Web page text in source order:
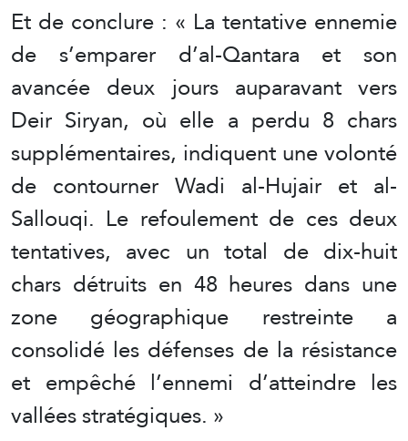
Et de conclure : « La tentative ennemie
de s’emparer d’al-Qantara et son
avancée deux jours auparavant vers
Deir Siryan, où elle a perdu 8 chars
supplémentaires, indiquent une volonté
de contourner Wadi al-Hujair et al-
Sallouqi. Le refoulement de ces deux
tentatives, avec un total de dix-huit
chars détruits en 48 heures dans une
zone géographique restreinte a
consolidé les défenses de la résistance
et empêché l’ennemi d’atteindre les
vallées stratégiques. »